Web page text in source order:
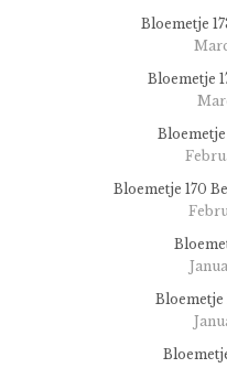
Bloemetje
Bloemetje
Bloemetje
Bloemetje 170
Bloemetje